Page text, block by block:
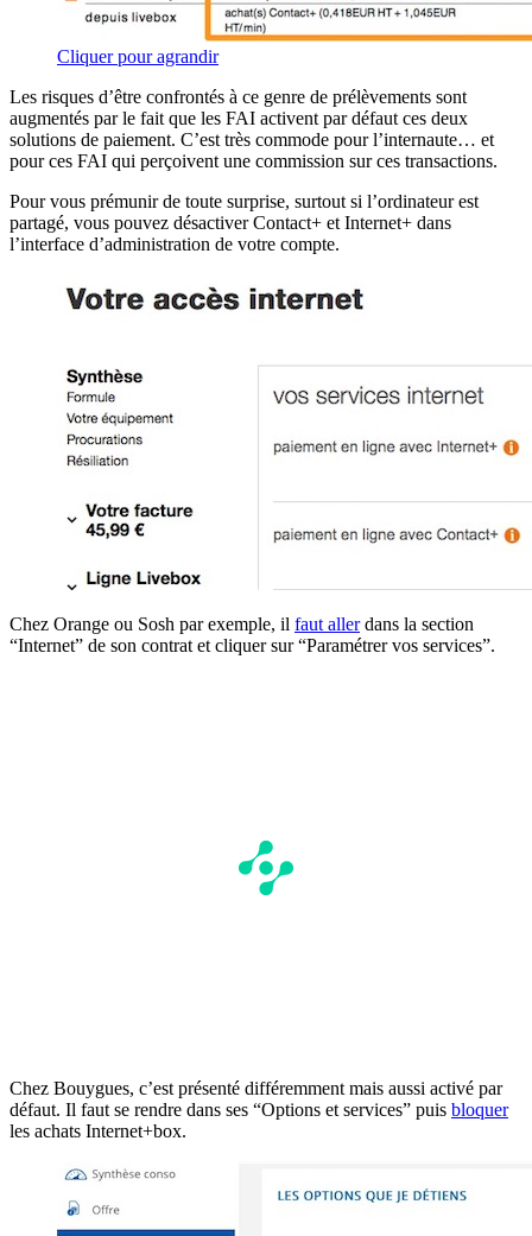
Cliquer pour agrandir
Les risques d’être confrontés à ce genre de prélèvements sont
augmentés par le fait que les FAI activent par défaut ces deux
solutions de paiement. C’est très commode pour l’internaute… et
pour ces FAI qui perçoivent une commission sur ces transactions.
Pour vous prémunir de toute surprise, surtout si l’ordinateur est
partagé, vous pouvez désactiver Contact+ et Internet+ dans
l’interface d’administration de votre compte.
Chez Orange ou Sosh par exemple, il faut allerdans la section
“Internet” de son contrat et cliquer sur “Paramétrer vos services”.
Chez Bouygues, c’est présenté différemment mais aussi activé par
défaut. Il faut se rendre dans ses “Options et services” puis bloquer
les achats Internet+box.